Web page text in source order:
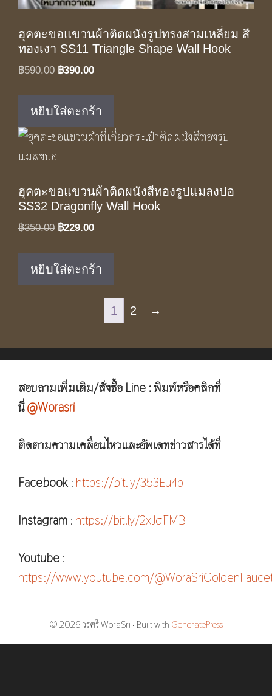
ฮุคตะขอแขวนผ้าติดผนังรูปทรงสามเหลี่ยม สี
ทองเงา SS11 Triangle Shape Wall Hook
฿590.00 Original
was:
฿590.00.
฿390.00Current
฿390.00.
หยิบใส่ตะกร้า
ฮุคตะขอแขวนผ้าติดผนังสีทองรูปแมลงปอ
SS32 Dragonfly Wall Hook
฿350.00 Original
was:
฿350.00.
฿229.00Current
฿229.00.
หยิบใส่ตะกร้า
1 2 →
สอบถามเพิ่มเติม/สั่งซื้อ Line : พิมพ์หรือคลิกที่
นี่@Worasri
ติดตามความเคลื่อนไหวและอัพเดทข่าวสารได้ที่
Facebook : https://bit.ly/353Eu4p
Instagram : https://bit.ly/2xJqFMB
Youtube :
https://www.youtube.com/
© 2026 วรศรี WoraSri • Built with GeneratePress